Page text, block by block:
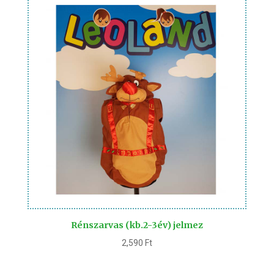
Rénszarvas (kb.2-3év) jelmez
2,590 Ft